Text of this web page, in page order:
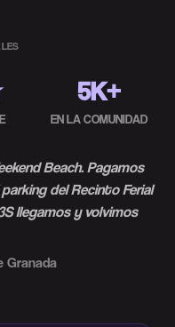
5K+
EN LA COMUNIDAD
Beach. Pagamos
del Recinto Ferial
llegamos y volvimos
Granada